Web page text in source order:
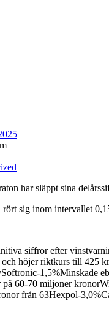
har släppt sina
sig inom intervallet
siffror efter
höjer riktkurs till 425
1,5%Minskade
60-70 miljoner
från 63Hexpol-